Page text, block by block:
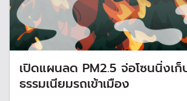
เปิดแผนลด PM2.5 จ่อโซนนิ่งเก็
ธรรมเนียมรถเข้าเมือง